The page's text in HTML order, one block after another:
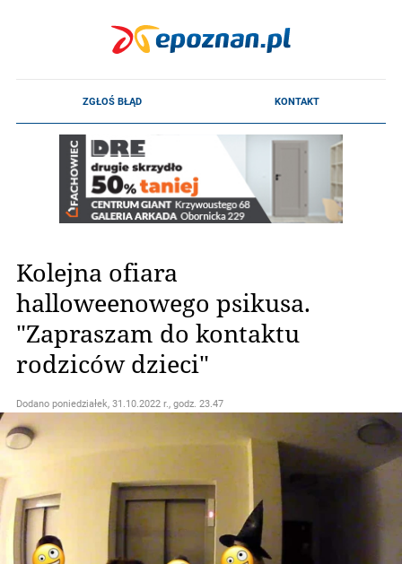
Kolejna ofiara
halloweenowego psikusa.
"Zapraszam do kontaktu
rodziców dzieci"
Dodano poniedziałek, 31.10.2022 r., godz. 23.47